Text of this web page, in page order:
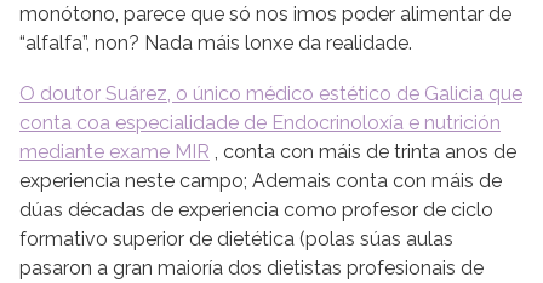
monótono, parece que só nos imos poder alimentar de
“alfalfa”, non? Nada máis lonxe da realidade.
O doutor Suárez, o único médico estético de Galicia que
conta coa especialidade de Endocrinoloxía e nutrición
mediante exame MIR , conta con máis de trinta anos de
experiencia neste campo; Ademais conta con máis de
dúas décadas de experiencia como profesor de ciclo
formativo superior de dietética (polas súas aulas
pasaron a gran maioría dos dietistas profesionais de